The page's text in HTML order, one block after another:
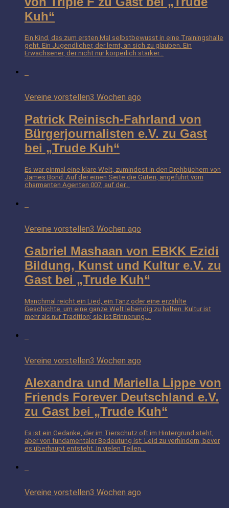
Kuh“
Ein Kind, das zum ersten Mal selbstbewusst in eine Trainingshalle
geht. Ein Jugendlicher, der lernt, an sich zu glauben. Ein
Erwachsener, der nicht nur körperlich stärker...
Vereine vorstellen3 Wochen ago
Patrick Reinisch-Fahrland von
Bürgerjournalisten e.V. zu Gast
bei „Trude Kuh“
Es war einmal eine klare Welt, zumindest in den Drehbüchern von
James Bond: Auf der einen Seite die Guten, angeführt vom
charmanten Agenten 007, auf der...
Vereine vorstellen3 Wochen ago
Gabriel Mashaan von EBKK Ezidi
Bildung, Kunst und Kultur e.V. zu
Gast bei „Trude Kuh“
Manchmal reicht ein Lied, ein Tanz oder eine erzählte
Geschichte, um eine ganze Welt lebendig zu halten. Kultur ist
mehr als nur Tradition; sie ist Erinnerung,...
Vereine vorstellen3 Wochen ago
Alexandra und Mariella Lippe von
Friends Forever Deutschland e.V.
zu Gast bei „Trude Kuh“
Es ist ein Gedanke, der im Tierschutz oft im Hintergrund steht,
aber von fundamentaler Bedeutung ist: Leid zu verhindern, bevor
es überhaupt entsteht. In vielen Teilen...
Vereine vorstellen3 Wochen ago